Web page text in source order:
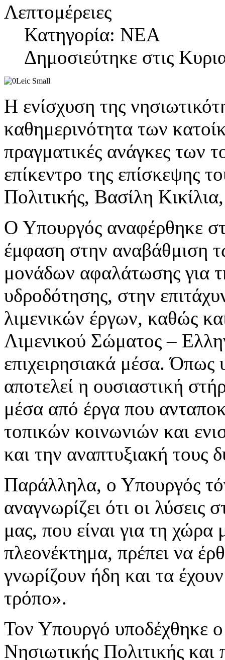
Λεπτομέρειες
Κατηγορία: ΝΕΑ
Δημοσιεύτηκε στις
Η ενίσχυση της
καθημερινότητα των
πραγματικές ανάγκες των
επίκεντρο της επίσκεψης
Πολιτικής, Βασίλη
Ο Υπουργός αναφέρθηκε
έμφαση στην αναβάθμιση
μονάδων αφαλάτωσης για
υδροδότησης, στην
λιμενικών έργων, καθώς
Λιμενικού Σώματος –
επιχειρησιακά μέσα. Όπως
αποτελεί η ουσιαστική
μέσα από έργα που
τοπικών κοινωνιών και
και την αναπτυξιακή τους
Παράλληλα, ο Υπουργός
αναγνωρίζει ότι οι
μας, που είναι για τη χώρα
πλεονέκτημα, πρέπει να
γνωρίζουν ήδη και τα
τρόπο».
Τον Υπουργό υποδέχθηκε ο
Νησιωτικής Πολιτικής